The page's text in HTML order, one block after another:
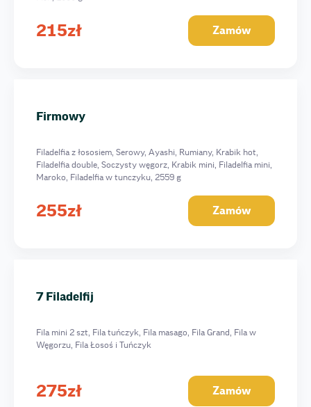
215zł Zamów
Firmowy
Filadelfia z łososiem, Serowy, Ayashi, Rumiany, Krabik hot,
Filadelfia double, Soczysty węgorz, Krabik mini, Filadelfia mini,
Maroko, Filadelfia w tunczyku, 2559 g
255zł Zamów
7 Filadelfij
Fila mini 2 szt, Fila tuńczyk, Fila masago, Fila Grand, Fila w
Węgorzu, Fila Łosoś i Tuńczyk
275zł Zamów